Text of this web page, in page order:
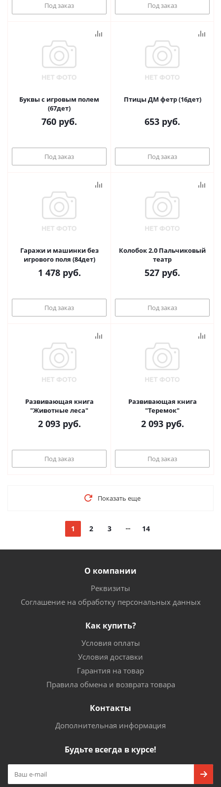
Под заказ Под заказ
Буквы с игровым полем
(67дет)
760 руб.
Под заказ
Птицы ДМ фетр (16дет)
653 руб.
Под заказ
Гаражи и машинки без
игрового поля (84дет)
1 478руб.
Под заказ
Колобок 2.0 Пальчиковый
театр
527 руб.
Под заказ
Развивающая книга
"Животные леса"
2 093руб.
Под заказ
Развивающая книга
"Теремок"
2 093руб.
Под заказ
Показать еще
1 2 3 14
О компании
Реквизиты
Соглашение на обработку персональных данных
Как купить?
Условия оплаты
Условия доставки
Гарантия на товар
Правила обмена и возврата товара
Контакты
Дополнительная информация
Будьте всегда в курсе!